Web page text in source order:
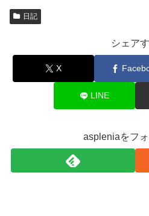
日記
シェア
X
LINE
aspleniaをフ